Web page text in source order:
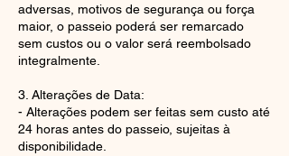
adversas, motivos de segurança ou força
maior, o passeio poderá ser remarcado
sem custos ou o valor será reembolsado
integralmente.
3. Alterações de Data:
- Alterações podem ser feitas sem custo até
24 horas antes do passeio, sujeitas à
disponibilidade.